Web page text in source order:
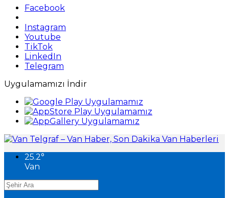
Facebook
Instagram
Youtube
TikTok
LinkedIn
Telegram
Uygulamamızı İndir
25.2°
Van